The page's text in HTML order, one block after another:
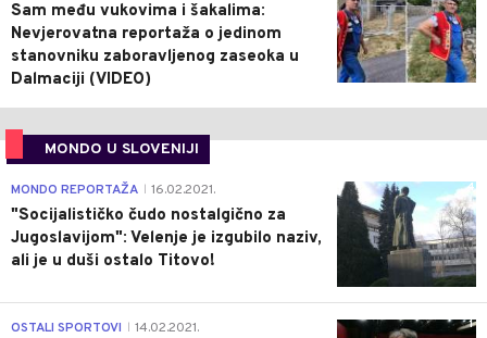
Sam među vukovima i šakalima:
Nevjerovatna reportaža o jedinom
stanovniku zaboravljenog zaseoka u
Dalmaciji (VIDEO)
MONDO U SLOVENIJI
4
MONDO REPORTAŽA 16.02.2021.
"Socijalističko čudo nostalgično za
Jugoslavijom": Velenje je izgubilo naziv,
ali je u duši ostalo Titovo!
1
OSTALI SPORTOVI 14.02.2021.